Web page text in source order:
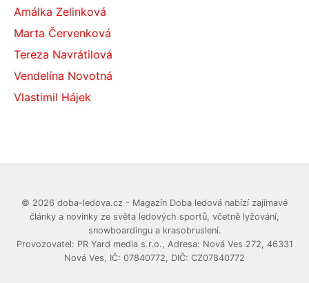
Amálka Zelinková
Marta Červenková
Tereza Navrátilová
Vendelína Novotná
Vlastimil Hájek
© 2026 doba-ledova.cz - Magazín Doba ledová nabízí zajímavé
články a novinky ze světa ledových sportů, včetně lyžování,
snowboardingu a krasobruslení.
Provozovatel: PR Yard media s.r.o., Adresa: Nová Ves 272, 46331
Nová Ves, IČ: 07840772, DIČ: CZ07840772